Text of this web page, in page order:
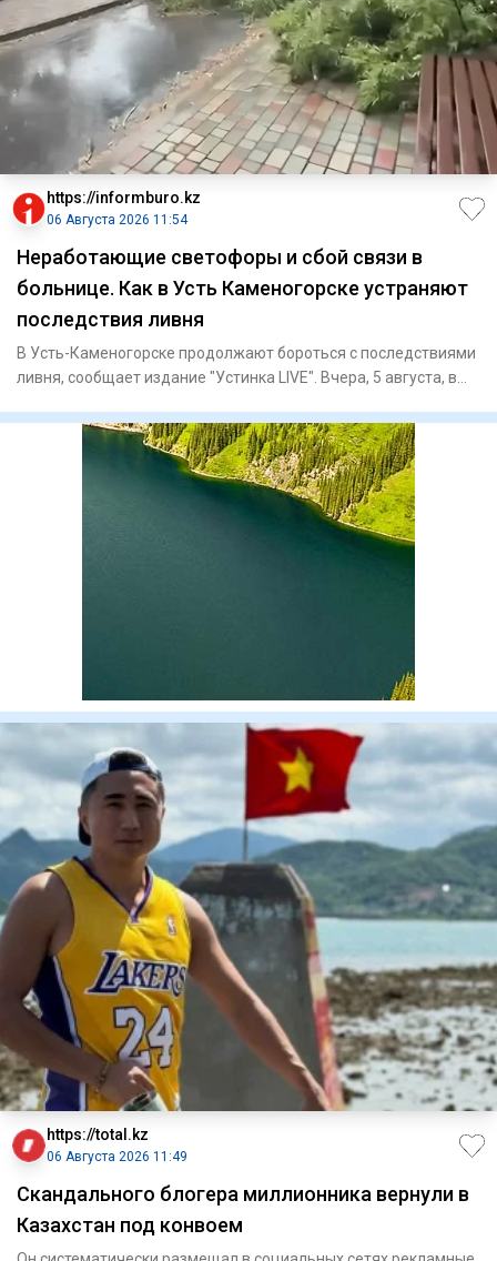
https://informburo.kz
06 Августа 2026 11:54
Неработающие светофоры и сбой связи в
больнице. Как в Усть Каменогорске устраняют
последствия ливня
В Усть-Каменогорске продолжают бороться с последствиями
ливня, сообщает издание "Устинка LIVE". Вчера, 5 августа, в
https://total.kz
06 Августа 2026 11:49
Скандального блогера миллионника вернули в
Казахстан под конвоем